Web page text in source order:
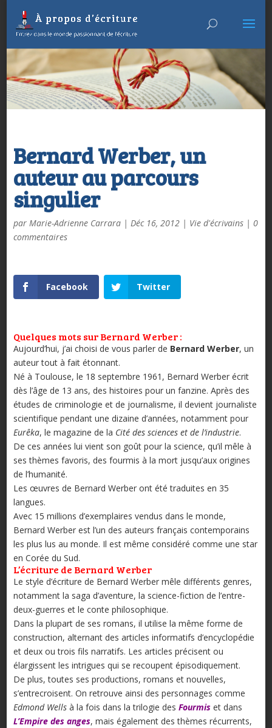
Bernard Werber, un
auteur au parcours
singulier
par Marie-Adrienne Carrara| Déc 16, 2012| Vie d'écrivains| 0
commentaires
Facebook Twitter
Quelques mots sur Bernard Werber :
Aujourd’hui, j’ai choisi de vous parler de Bernard Werber, un
auteur tout à fait étonnant.
Né à Toulouse, le 18 septembre 1961, Bernard Werber écrit
dès l’âge de 13 ans, des histoires pour un fanzine. Après des
études de criminologie et de journalisme, il devient journaliste
scientifique pendant une dizaine d’années, notamment pour
Eurêka, le magazine de la Cité des sciences et de l’industrie.
De ces années lui vient son goût pour la science, qu’il mêle à
ses thèmes favoris, des fourmis à la mort jusqu’aux origines
de l’humanité.
Les œuvres de Bernard Werber ont été traduites en 35
langues.
Avec 15 millions d’exemplaires vendus dans le monde,
Bernard Werber est l’un des auteurs français contemporains
les plus lus au monde. Il est même considéré comme une star
en Corée du Sud.
L’écriture de Bernard Werber
Le style d’écriture de Bernard Werber mêle différents genres,
notamment la saga d’aventure, la science-fiction de l’entre-
deux-guerres et le conte philosophique.
Dans la plupart de ses romans, il utilise la même forme de
construction, alternant des articles informatifs d’encyclopédie
et deux ou trois fils narratifs. Les articles précisent ou
élargissent les intrigues qui se recoupent épisodiquement.
De plus, toutes ses productions, romans et nouvelles,
s’entrecroisent. On retrouve ainsi des personnages comme
Edmond Wellsà la fois dans la trilogie des Fourmiset dans
L’Empire des anges, mais également des thèmes récurrents,